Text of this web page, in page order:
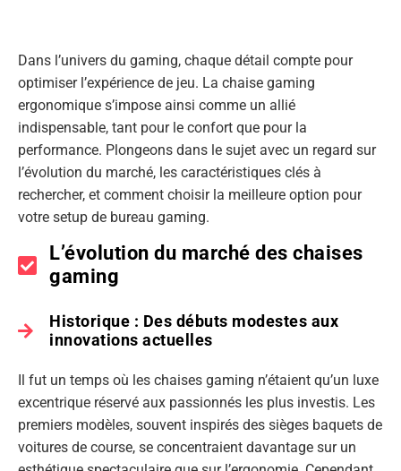
Dans l’univers du gaming, chaque détail compte pour
optimiser l’expérience de jeu. La chaise gaming
ergonomique s’impose ainsi comme un allié
indispensable, tant pour le confort que pour la
performance. Plongeons dans le sujet avec un regard sur
l’évolution du marché, les caractéristiques clés à
rechercher, et comment choisir la meilleure option pour
votre setup de bureau gaming.
L’évolution du marché des chaises
gaming
Historique : Des débuts modestes aux
innovations actuelles
Il fut un temps où les chaises gaming n’étaient qu’un luxe
excentrique réservé aux passionnés les plus investis. Les
premiers modèles, souvent inspirés des sièges baquets de
voitures de course, se concentraient davantage sur un